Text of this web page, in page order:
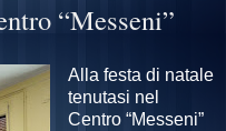
“Messeni”
Alla festa di natale
tenutasi nel
Centro “Messeni”